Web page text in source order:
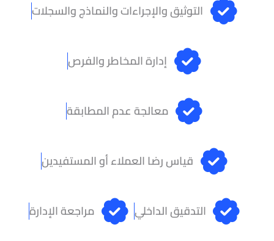
التوثيق والإجراءات والنماذج والسجلات
إدارة المخاطر والفرص
معالجة عدم المطابقة
قياس رضا العملاء أو المستفيدين
التدقيق الداخلي مراجعة الإدارة